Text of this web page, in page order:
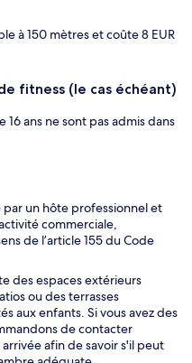
à 150 mètres et coûte 8 EUR
fitness (le cas échéant)
16 ans ne sont pas admis dans
un hôte professionnel et
commerciale,
de l’article 155 du Code
des espaces extérieurs
ou des terrasses
aux enfants. Si vous avez des
de contacter
afin de savoir s'il peut